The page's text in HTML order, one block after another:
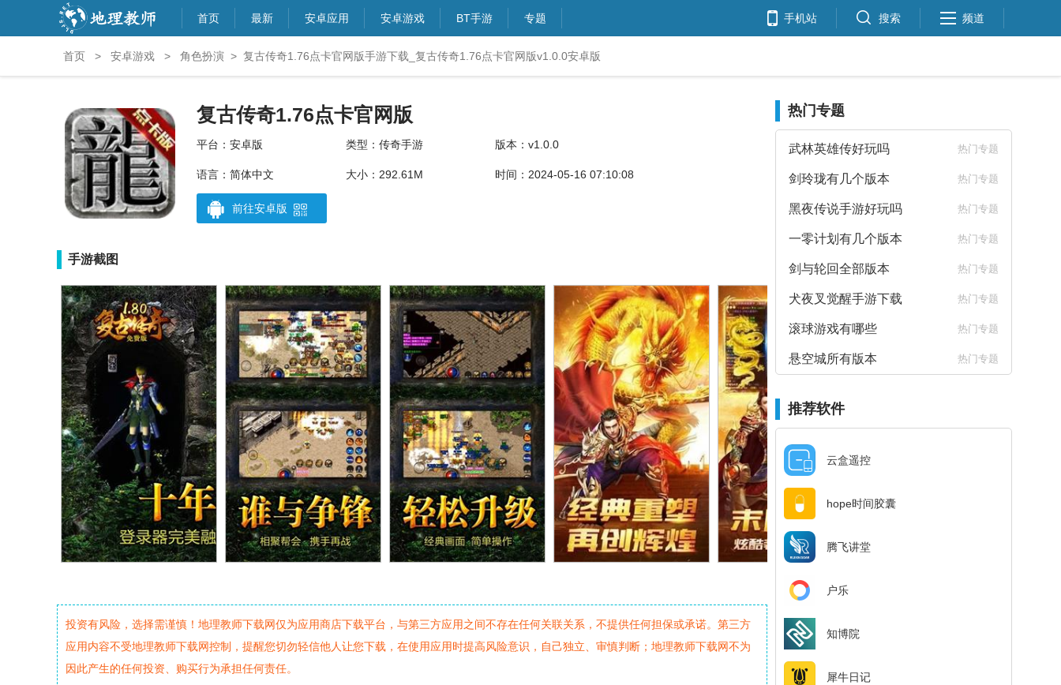
首页 最新 安卓应用 安卓游戏 BT手游 专题 手机站 搜索 频道
首页 > 安卓游戏 > 角色扮演 > 复古传奇1.76点卡官网版手游下载_复古传奇1.76点卡官网版v1.0.0安卓版
复古传奇1.76点卡官网版
平台：安卓版 类型：传奇手游 版本：v1.0.0
语言：简体中文 大小：292.61M 时间：2024-05-16 07:10:08
前往安卓版
手游截图
投资有风险，选择需谨慎！地理教师下载网仅为应用商店下载平台，与第三方应用之间不存在任何关联关系，不提供任何担保或承诺。第三方
应用内容不受地理教师下载网控制，提醒您切勿轻信他人让您下载，在使用应用时提高风险意识，自己独立、审慎判断；地理教师下载网不为
因此产生的任何投资、购买行为承担任何责任。
热门专题
武林英雄传好玩吗 热门专题
剑玲珑有几个版本 热门专题
黑夜传说手游好玩吗 热门专题
一零计划有几个版本 热门专题
剑与轮回全部版本 热门专题
犬夜叉觉醒手游下载 热门专题
滚球游戏有哪些 热门专题
悬空城所有版本 热门专题
推荐软件
云盒遥控
hope时间胶囊
腾飞讲堂
户乐
知博院
犀牛日记